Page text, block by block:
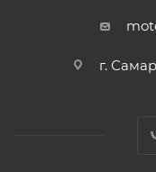
г.